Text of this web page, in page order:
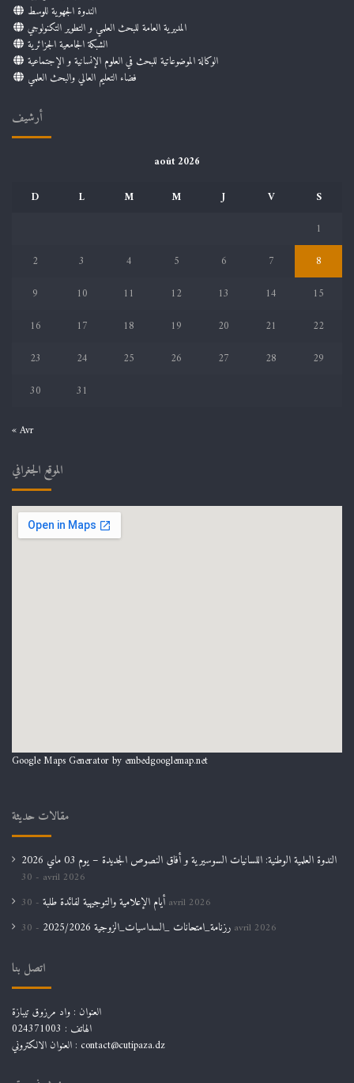
الندوة الجهوية للوسط
المديرية العامة للبحث العلمي و التطوير التكنولوجي
الشبكة الجامعية الجزائرية
الوكالة الموضوعاتية للبحث في العلوم الإنسانية و الإجتماعية
فضاء التعليم العالي والبحث العلمي
أرشيف
août 2026
D
L M M J V
S
1
2
3 4 5 6 7
8
9
10 11 12 13 14
15
16
17 18 19 20 21
22
23
24 25 26 27 28
29
30
31
« Avr
الموقع الجغرافي
Google Maps Generator by embedgooglemap.net
مقالات حديثة
الندوة العلمية الوطنية: اللسانيات السوسيرية و أفاق النصوص الجديدة – يوم 03 ماي 2026
30 avril 2026
أيام الإعلامية والتوجيهية لفائدة طلبة 30 avril 2026
رزنامة_امتحانات _السداسيات_الزوجية 2025/2026 30 avril 2026
اتصل بنا
العنوان : واد مرزوق تيبازة
الهاتف : 024371003
العنوان الالكتروني : contact@cutipaza.dz